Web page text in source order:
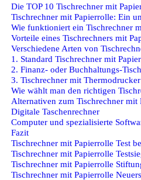
Die TOP 10 Tischrechner mit
Tischrechner mit Papierrolle: Ein
Wie funktioniert ein Tischrechner
Vorteile eines Tischrechners mit
Verschiedene Arten von
1. Standard Tischrechner mit
2. Finanz- oder Buchhaltungs-
3. Tischrechner mit Thermodrucker
Wie wählt man den richtigen
Alternativen zum Tischrechner mit
Digitale Taschenrechner
Computer und spezialisierte
Fazit
Tischrechner mit Papierrolle Test
Tischrechner mit Papierrolle
Tischrechner mit Papierrolle
Tischrechner mit Papierrolle